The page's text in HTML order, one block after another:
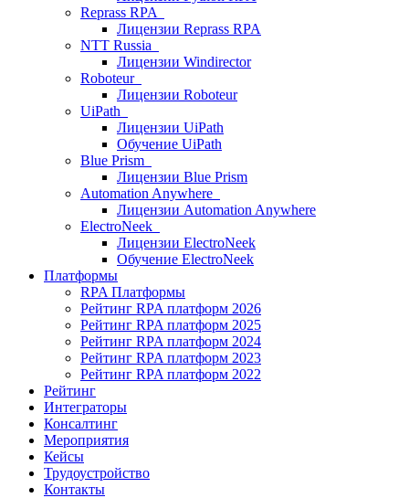
Reprass RPA
Лицензии Reprass RPA
NTT Russia
Лицензии Windirector
Roboteur
Лицензии Roboteur
UiPath
Лицензии UiPath
Обучение UiPath
Blue Prism
Лицензии Blue Prism
Automation Anywhere
Лицензии Automation Anywhere
ElectroNeek
Лицензии ElectroNeek
Обучение ElectroNeek
Платформы
RPA Платформы
Рейтинг RPA платформ 2026
Рейтинг RPA платформ 2025
Рейтинг RPA платформ 2024
Рейтинг RPA платформ 2023
Рейтинг RPA платформ 2022
Рейтинг
Интеграторы
Консалтинг
Mероприятия
Кейсы
Трудоустройство
Контакты